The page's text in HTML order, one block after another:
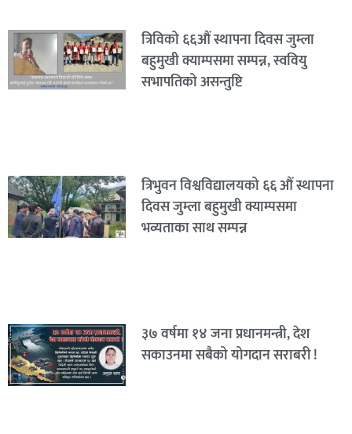
त्रिविको ६६औं स्थापना दिवस जुम्ला
बहुमुखी क्याम्पसमा सम्पन्न, स्ववियु
सभापतिको असन्तुष्टि
त्रिभुवन विश्वविद्यालयको ६६ औं स्थापना
दिवस जुम्ला बहुमुखी क्याम्पसमा
भव्यताका साथ सम्पन्न
३७ वर्षमा १४ जना प्रधानमन्त्री, देश
सकाउनमा सबैको योगदान सराबरी !